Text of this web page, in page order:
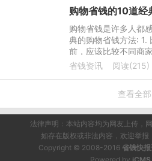
购物省钱的10道经
购物省钱是许多人都
典的购物省钱方法: 1.
前，应该比较不同商
较价格可以找出最好的
省钱资讯 阅读(215)
查看全部
法律声明：本站内容均为网友上传，
如存在版权或非法内容，欢迎举报
Copyright © 2008-2016 省钱快